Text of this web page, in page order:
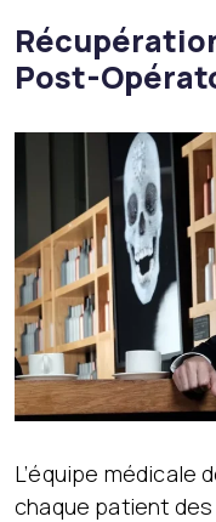
Post-
L’équipe médicale
chaque patient